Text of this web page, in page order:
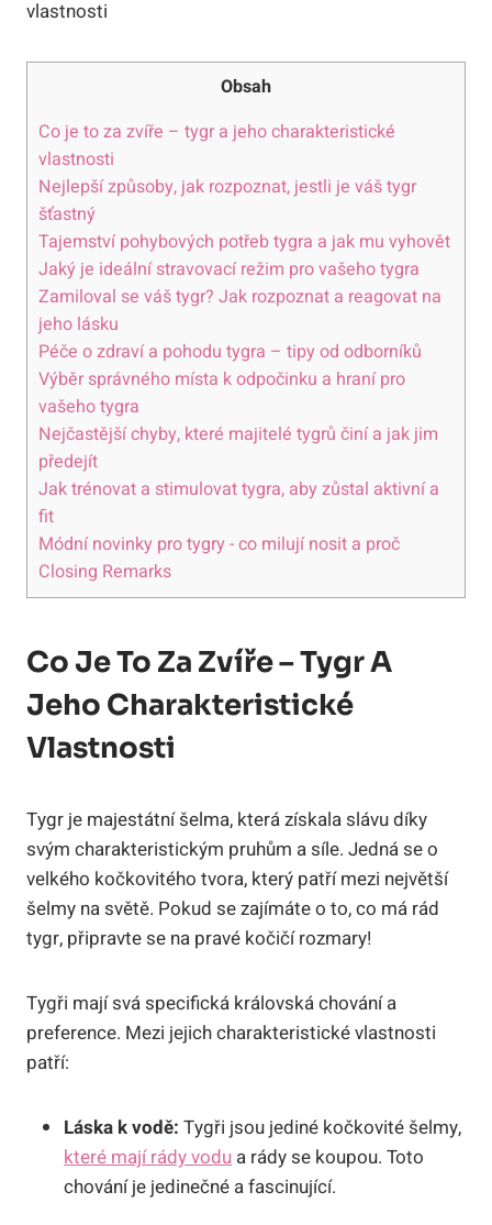
Obsah
Co⁢ je‌ to za zvíře – tygr a ⁢jeho charakteristické ​
vlastnosti
Nejlepší‍ způsoby, jak⁤ rozpoznat, jestli je váš ⁢tygr
⁢šťastný
Tajemství‍ pohybových ‍potřeb tygra a jak mu‍ vyhovět
Jaký‌ je‍ ideální stravovací režim pro vašeho tygra
Zamiloval se​ váš ⁤tygr? Jak rozpoznat a reagovat na
jeho lásku
Péče o ⁤zdraví a pohodu tygra – tipy od odborníků
Výběr správného místa ⁤k ⁢odpočinku a hraní pro
vašeho ⁢tygra
Nejčastější⁣ chyby, které majitelé tygrů⁣ činí a‌ jak jim
předejít
Jak trénovat a stimulovat tygra, aby zůstal aktivní a⁢
fit
Módní novinky pro⁢ tygry ​-‌ co milují nosit a⁢ proč
Closing⁢ Remarks
Co⁢ Je‌ To Za Zvíře – Tygr A
⁢jeho Charakteristické ​
Vlastnosti
Tygr je majestátní šelma, která získala slávu ⁣díky⁢
svým charakteristickým​ pruhům a síle. Jedná se o
velkého kočkovitého tvora, který patří mezi ‍největší
šelmy na světě. Pokud ⁣se ⁣zajímáte o to, co má rád
tygr, připravte ⁤se ​na ⁣pravé kočičí rozmary!
Tygři mají svá‍ specifická královská chování a
⁢preference. Mezi jejich charakteristické vlastnosti
patří:
Láska⁢ k vodě: Tygři jsou jediné kočkovité šelmy,
které mají rády vodu a rády se koupou. ⁣Toto
chování je jedinečné a​ fascinující.